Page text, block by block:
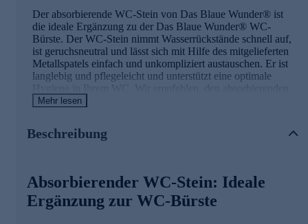
Der absorbierende WC-Stein von Das Blaue Wunder® ist
die ideale Ergänzung zu der Das Blaue Wunder® WC-
Bürste. Der WC-Stein nimmt Wasserrückstände schnell auf,
ist geruchsneutral und lässt sich mit Hilfe des mitgelieferten
Metallspatels einfach und unkompliziert austauschen. Er ist
langlebig und pflegeleicht und unterstützt eine optimale
Hygiene in Ihrem WC. Wir empfehlen, den absorbierenden
WC-Stein mindestens einmal pro Jahr zu ersetzen – ebenso
Der absorbierende WC-Stein im Überblick
hygienisch
schnelltrocknend
schnelle Absorbierung von Wasserrückständen
Mehr lesen
Beschreibung
Absorbierender WC-Stein: Ideale
Ergänzung zur WC-Bürste